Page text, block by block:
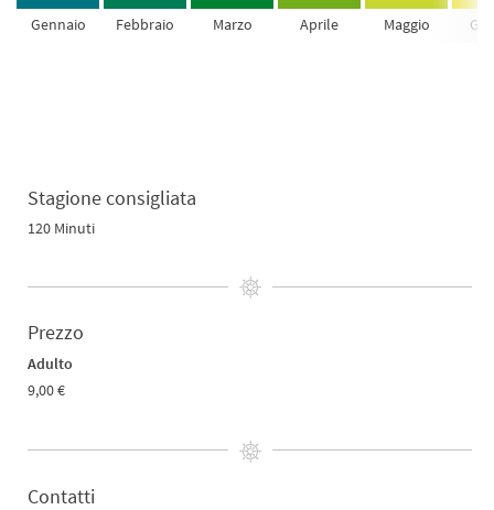
Gennaio Febbraio Marzo Aprile Maggio
Stagione consigliata
120 Minuti
Prezzo
Adulto
9,00 €
Contatti